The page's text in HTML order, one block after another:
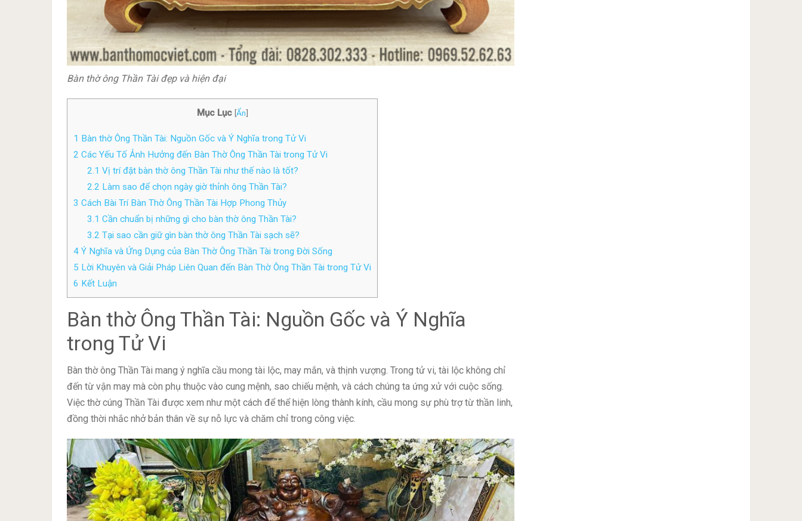
Bàn thờ ông Thần Tài đẹp và hiện đại
Mục Lục [Ẩn]
1 Bàn thờ Ông Thần Tài: Nguồn Gốc và Ý Nghĩa trong Tử Vi
2 Các Yếu Tố Ảnh Hưởng đến Bàn Thờ Ông Thần Tài trong Tử Vi
2.1 Vị trí đặt bàn thờ ông Thần Tài như thế nào là tốt?
2.2 Làm sao để chọn ngày giờ thỉnh ông Thần Tài?
3 Cách Bài Trí Bàn Thờ Ông Thần Tài Hợp Phong Thủy
3.1 Cần chuẩn bị những gì cho bàn thờ ông Thần Tài?
3.2 Tại sao cần giữ gìn bàn thờ ông Thần Tài sạch sẽ?
4 Ý Nghĩa và Ứng Dụng của Bàn Thờ Ông Thần Tài trong Đời Sống
5 Lời Khuyên và Giải Pháp Liên Quan đến Bàn Thờ Ông Thần Tài trong Tử Vi
6 Kết Luận
Bàn thờ Ông Thần Tài: Nguồn Gốc và Ý Nghĩa
trong Tử Vi
Bàn thờ ông Thần Tài mang ý nghĩa cầu mong tài lộc, may mắn, và thịnh vượng. Trong tử vi, tài lộc không chỉ
đến từ vận may mà còn phụ thuộc vào cung mệnh, sao chiếu mệnh, và cách chúng ta ứng xử với cuộc sống.
Việc thờ cúng Thần Tài được xem như một cách để thể hiện lòng thành kính, cầu mong sự phù trợ từ thần linh,
đồng thời nhắc nhở bản thân về sự nỗ lực và chăm chỉ trong công việc.